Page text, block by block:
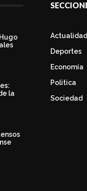
la
Actualidad
Deportes
Economía
Politica
Sociedad